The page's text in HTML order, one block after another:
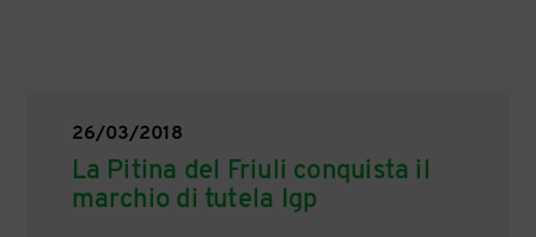
26/03/2018
La Pitina del Friuli conquista il
marchio di tutela Igp